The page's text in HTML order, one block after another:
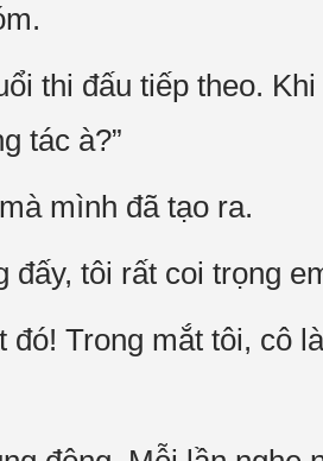
thi đấu tiếp theo.
tác à?”
mình đã tạo ra.
tôi rất coi trọng
Trong mắt tôi, cô